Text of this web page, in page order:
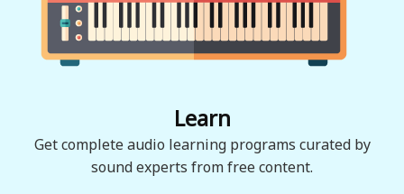
Learn
Get complete audio learning programs curated by
sound experts from free content.